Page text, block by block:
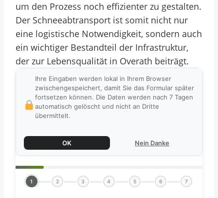
um den Prozess noch effizienter zu gestalten.
Der Schneeabtransport ist somit nicht nur
eine logistische Notwendigkeit, sondern auch
ein wichtiger Bestandteil der Infrastruktur,
der zur Lebensqualität in Overath beiträgt.
Ihre Eingaben werden lokal in Ihrem Browser
zwischengespeichert, damit Sie das Formular später
fortsetzen können. Die Daten werden nach 7 Tagen
automatisch gelöscht und nicht an Dritte
übermittelt.
OK Nein Danke
1 2 3 4 5 6 7